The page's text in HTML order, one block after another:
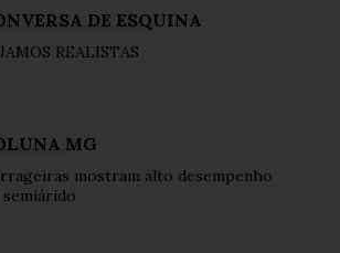
DE ESQUINA
REALISTAS
MG
mostram alto desempenho
semiárido